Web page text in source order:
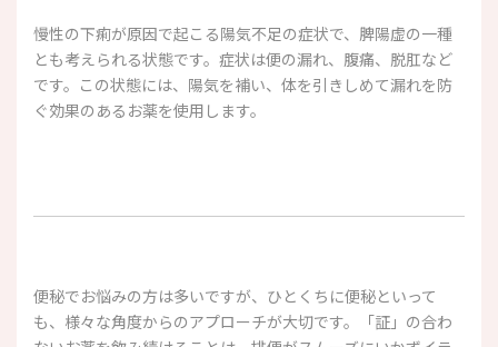
慢性の下痢が原因で起こる陽気不足の症状で、脾陽虚の一種
とも考えられる状態です。症状は便の漏れ、腹痛、脱肛など
です。この状態には、陽気を補い、体を引きしめて漏れを防
ぐ効果のあるお薬を使用します。
便秘でお悩みの方は多いですが、ひとくちに便秘といって
も、様々な角度からのアプローチが大切です。「証」の合わ